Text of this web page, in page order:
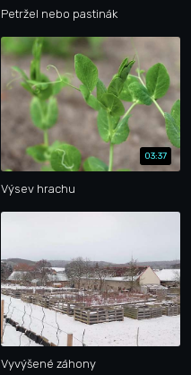
Petržel nebo pastinák
03:37
Výsev hrachu
Vyvýšené záhony